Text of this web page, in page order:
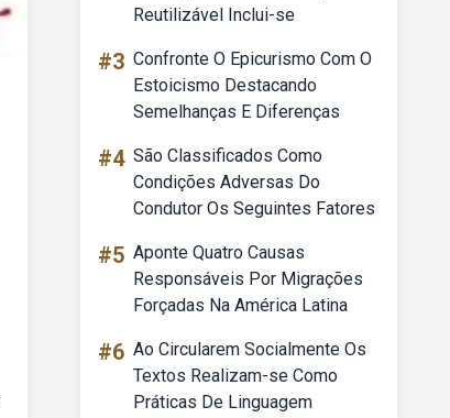
Reutilizável Inclui-se
#3 Confronte O Epicurismo Com O
Estoicismo Destacando
Semelhanças E Diferenças
#4 São Classificados Como
Condições Adversas Do
Condutor Os Seguintes Fatores
#5 Aponte Quatro Causas
Responsáveis Por Migrações
Forçadas Na América Latina
#6 Ao Circularem Socialmente Os
Textos Realizam-se Como
Práticas De Linguagem